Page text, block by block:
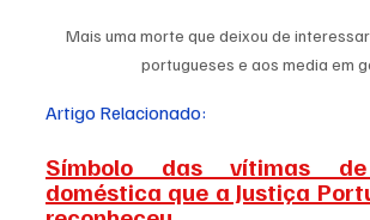
Mais uma morte que deixou de
portugueses e aos media em
Artigo Relacionado:
Símbolo das vítimas de
doméstica que a Justiça